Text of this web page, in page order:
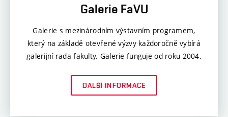
Galerie FaVU
Galerie s mezinárodním výstavním programem,
který na základě otevřené výzvy každoročně vybírá
galerijní rada fakulty. Galerie funguje od roku 2004.
DALŠÍ INFORMACE